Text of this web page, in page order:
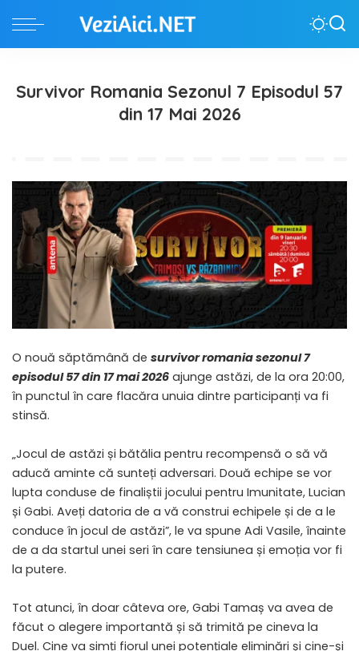
Survivor Romania Sezonul 7 Episodul 57
din 17 Mai 2026
O nouă săptămână de survivor romania sezonul 7
episodul 57 din 17 mai 2026 ajunge astăzi, de la ora 20:00,
în punctul în care flacăra unuia dintre participanți va fi
stinsă.
„Jocul de astăzi și bătălia pentru recompensă o să vă
aducă aminte că sunteți adversari. Două echipe se vor
lupta conduse de finaliștii jocului pentru Imunitate, Lucian
și Gabi. Aveți datoria de a vă construi echipele și de a le
conduce în jocul de astăzi”, le va spune Adi Vasile, înainte
de a da startul unei seri în care tensiunea și emoția vor fi
la putere.
Tot atunci, în doar câteva ore, Gabi Tamaș va avea de
făcut o alegere importantă și să trimită pe cineva la
Duel. Cine va simți fiorul unei potențiale eliminări și cine-și